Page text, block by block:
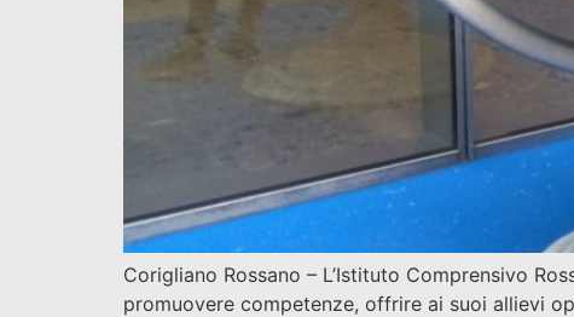
Corigliano Rossano – L’Istituto Comprensivo
promuovere competenze, offrire ai suoi allievi